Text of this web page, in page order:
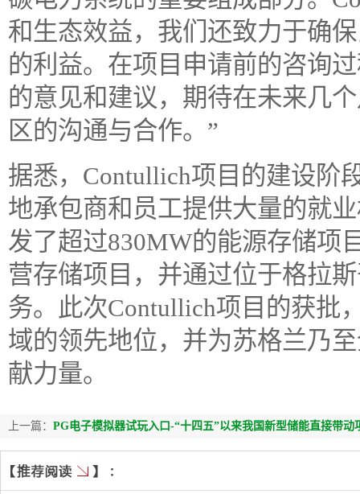
和生态效益，我们还致力于确
的利益。在项目申请前的咨询
的意见和建议，期待在未来几
区的沟通与合作。”
据悉，Contullich项目的建设阶
地承包商和员工提供大量的就
发了超过830MW的能源存储项
营存储项目，并通过位于格拉
务。此次Contullich项目的获批
域的领先地位，并为苏格兰乃
献力量。
上一篇： PG电子模拟器试玩入口-“十四五”以来我国新型储能直接带动